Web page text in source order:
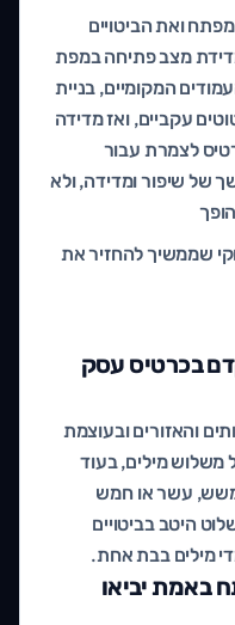
ואת הביטויים
מצב פתיחה במפת
המקומיים, בניית
עקביים, ואז מדידה
לצמרת עבור
של שיפור ומדידה, ולא
שממשיך להחזיר את
בכרטיס עסק
והאזורים ובעוצמת
משלוש מילים, בעוד
משש, עשר או חמש
היטב בביטויים
מילים בבת אחת.
באמת יביאו